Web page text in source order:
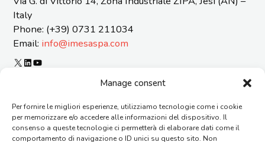
Manage consent
Per fornire le migliori esperienze, utilizziamo tecnologie come i cookie
per memorizzare e/o accedere alle informazioni del dispositivo. Il
consenso a queste tecnologie ci permetterà di elaborare dati come il
comportamento di navigazione o ID unici su questo sito. Non
Italy
Phone: (+39) 0731 211034
Email: info@imesaspa.com
X LinkedIn YouTube
SUSTAINABILITY REPORT
REPORTING OF OFFENSES
GENERAL TERMS AND CONDITIONS OF SUPPLY